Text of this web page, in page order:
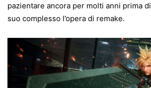
pazientare ancora per molti anni prima
suo complesso l’opera di remake.